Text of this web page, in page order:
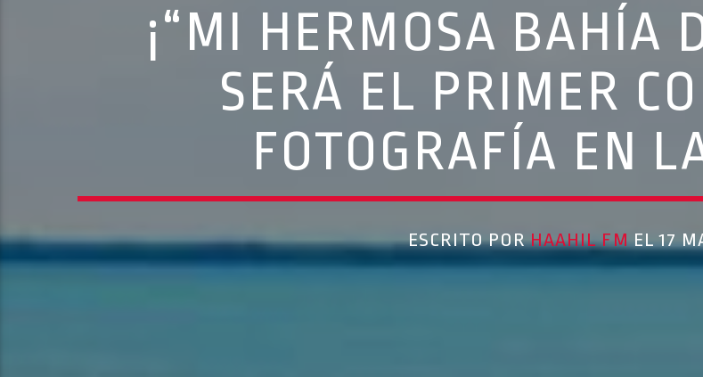
¡“MI HERMOSA BAHÍA
SERÁ EL PRIMER
FOTOGRAFÍA EN
ESCRITO PORHAAHIL FMEL 17